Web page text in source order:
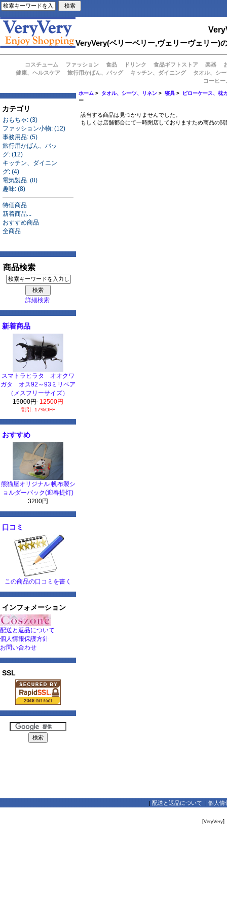
VeryVery(ベリーベリー,ヴェリーヴェリー)
コスチューム ファッション 食品 ドリンク 食品ギフトストア 楽器
健康、ヘルスケア
旅行用かばん、バッグ キッチン、ダイニング
タオル、シ
コーヒ
カテゴリ
おもちゃ: (3)
ファッション小物: (12)
事務用品: (5)
旅行用かばん、バッ
グ: (12)
キッチン、ダイニン
グ: (4)
電気製品: (8)
趣味: (8)
特価商品
新着商品...
おすすめ商品
全商品
商品検索
詳細検索
新着商品
スマトラヒラタ オオクワ
ガタ オス92～93ミリペア
（メスフリーサイズ）
15000円 12500円
割引: 17%OFF
おすすめ
熊猫屋オリジナル 帆布製シ
ョルダーバック(迎春提灯)
3200円
口コミ
この商品の口コミを書く
インフォメーション
配送と返品について
個人情報保護方針
お問い合わせ
SSL
ホーム > タオル、シーツ、リネン >寝具 >
ピローケース、枕
ー
該当する商品は見つかりませんでした。
もしくは店舗都合にて一時閉店しておりますため商品の
| 配送と返品について | 個人情
[VeryVery]